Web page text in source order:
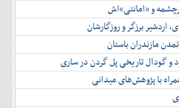
و «امانتی»اش
اردشیر برزگر و روزگارشان
مازندران باستان
و گودال تاریخی پل گردن در ساری
با پژوهش‌های میدانی